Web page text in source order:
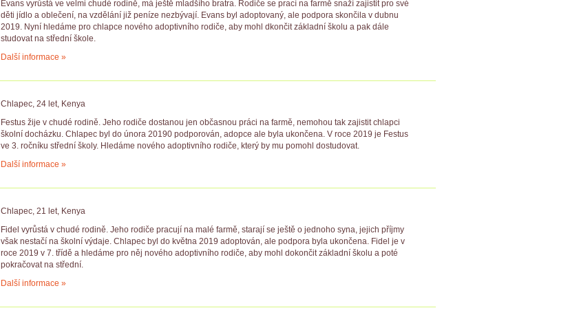
Evans vyrůstá ve velmi chudé rodině, má ještě mladšího bratra. Rodiče se prací na farmě snaží zajistit pro své
děti jídlo a oblečení, na vzdělání již peníze nezbývají. Evans byl adoptovaný, ale podpora skončila v dubnu
2019. Nyní hledáme pro chlapce nového adoptivního rodiče, aby mohl dkončit základní školu a pak dále
studovat na střední škole.
Další informace »
Chlapec, 24 let, Kenya
Festus žije v chudé rodině. Jeho rodiče dostanou jen občasnou práci na farmě, nemohou tak zajistit chlapci
školní docházku. Chlapec byl do února 20190 podporován, adopce ale byla ukončena. V roce 2019 je Festus
ve 3. ročníku střední školy. Hledáme nového adoptivního rodiče, který by mu pomohl dostudovat.
Další informace »
Chlapec, 21 let, Kenya
Fidel vyrůstá v chudé rodině. Jeho rodiče pracují na malé farmě, starají se ještě o jednoho syna, jejich příjmy
však nestačí na školní výdaje. Chlapec byl do května 2019 adoptován, ale podpora byla ukončena. Fidel je v
roce 2019 v 7. třídě a hledáme pro něj nového adoptivního rodiče, aby mohl dokončit základní školu a poté
pokračovat na střední.
Další informace »